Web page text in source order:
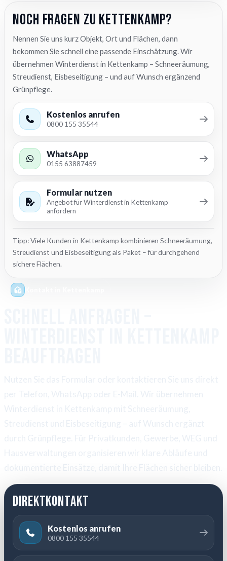
Noch Fragen zu Kettenkamp?
Nennen Sie uns kurz Objekt, Ort und Flächen, dann
bekommen Sie schnell eine passende Einschätzung. Wir
übernehmen Winterdienst in Kettenkamp – Schneeräumung,
Streudienst, Eisbeseitigung – und auf Wunsch ergänzend
Grünpflege.
Kostenlos anrufen
0800 155 35544
WhatsApp
0155 63887459
Formular nutzen
Angebot für Winterdienst in Kettenkamp
anfordern
Tipp: Viele Kunden in Kettenkamp kombinieren Schneeräumung,
Streudienst und Eisbeseitigung als Paket – für durchgehend
sichere Flächen.
dokumentierte Einsätze, damit Ihre Flächen sicher bleiben.
Direktkontakt
Kostenlos anrufen
0800 155 35544